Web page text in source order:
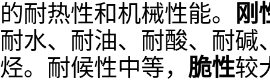
的耐热性和机械性能。
刚
耐水、耐油、耐酸、耐
烃。耐候性中等， 脆性较